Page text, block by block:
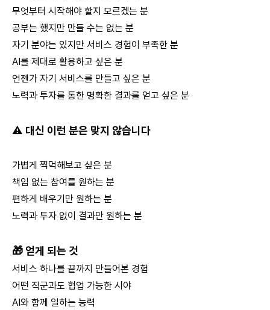
무엇부터 시작해야 할지 모르겠는 분
공부는 했지만 만들 수는 없는 분
자기 분야는 있지만 서비스 경험이 부족한 분
AI를 제대로 활용하고 싶은 분
언젠가 자기 서비스를 만들고 싶은 분
노력과 투자를 통한 명확한 결과를 얻고 싶은 분
⚠️ 대신 이런 분은 맞지 않습니다
가볍게 찍먹해보고 싶은 분
책임 없는 참여를 원하는 분
편하게 배우기만 원하는 분
노력과 투자 없이 결과만 원하는 분
🎁 얻게 되는 것
서비스 하나를 끝까지 만들어본 경험
어떤 직군과도 협업 가능한 시야
AI와 함께 일하는 능력